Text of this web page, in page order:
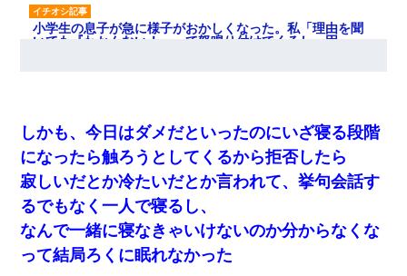
小学生の息子が急に様子がおかしくなった。私「理由を聞
いても『わかんない！』って怒鳴り付けてくるし、困っっ
はフリン略奪婚って知ってるの？」相手『 』結果→
日曜日、会社の窓を見ると同僚の姿。俺（あれ？ディズニ
ーシーじゃ？）→俺電話「今何してんの？」同僚「シーで
並んでること！」俺「会社にいない？」→次の瞬間、すご
い鳥肌が立った
9月に付き合い始めたけどこの、この人と結婚はないわと判
しかも、今日はダメだといったのにいざ寝る段階
になったら触ろうとしてくるから拒否したら
寂しいだとか冷たいだとか言われて、挙句会話す
るでもなく一人で寝るし、
なんで一緒に寝なきゃいけないのか分からなくな
って結局ろくに眠れなかった